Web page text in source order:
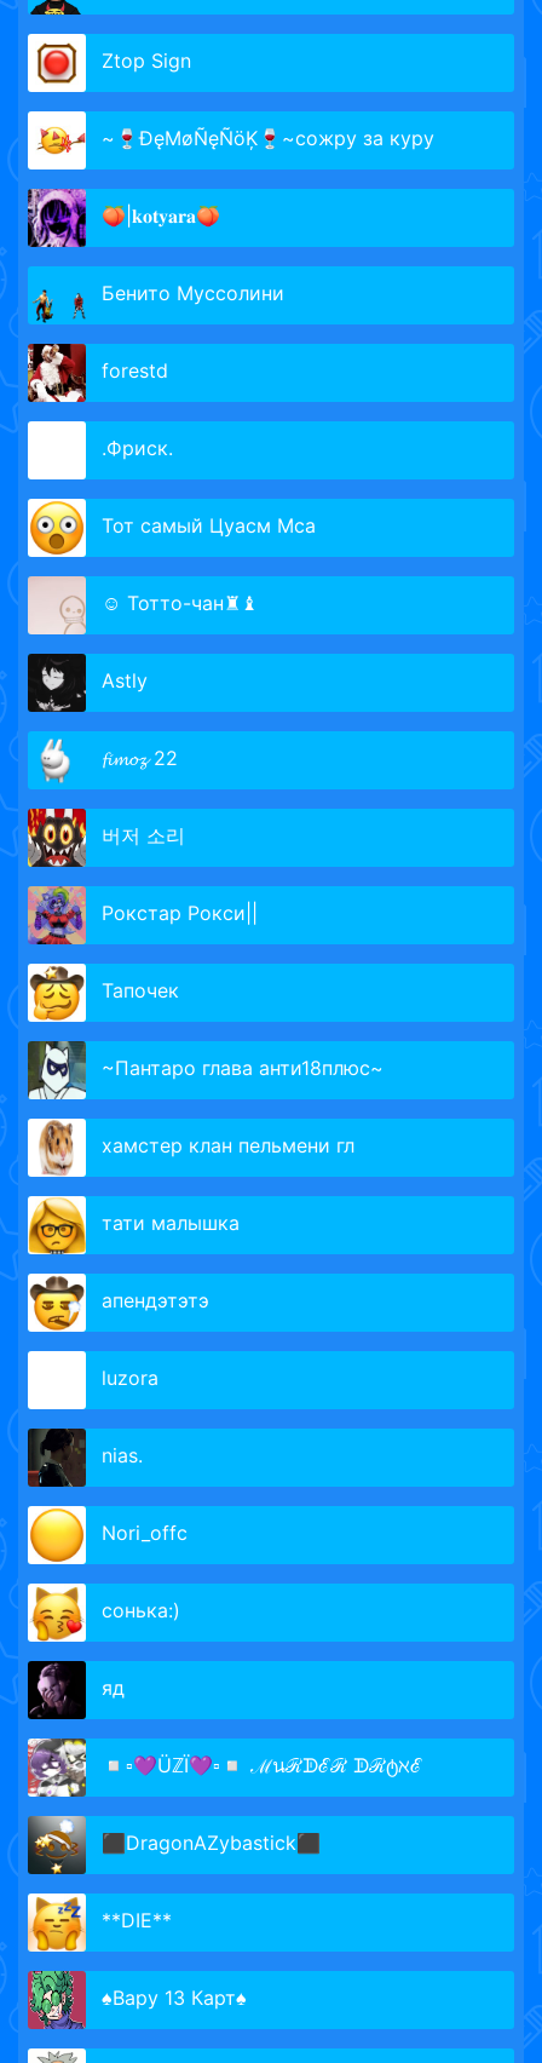
Ztop Sign
~🍷ĐęMøÑęÑöĶ🍷~сожру за куру
🍑|𝐤𝐨𝐭𝐲𝐚𝐫𝐚🍑
Бенито Муссолини
forestd
.Фриск.
Тот самый Цyacм Mca
☺ Тотто-чан♜♝
Astly
𝓯𝓲𝓶𝓸𝔃 22
버저 소리
Рокстар Рокси||
Тапочек
~Пантаро глава анти18плюс~
хамстер клан пельмени гл
тати малышка
апендэтэтэ
luzora
nias.
Nori_offc
сонька:)
яд
◽▫💜ÜℤÏ💜▫◽ ℳนℛᗫℰℛ ᗫℛტℵℰ
⬛️DragonAZybastick⬛️
**DIE**
♠Вару 13 Карт♠